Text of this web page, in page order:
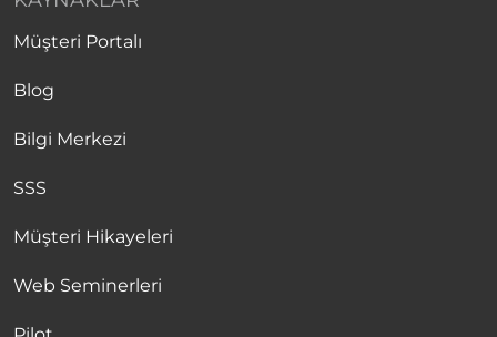
Müşteri Portalı
Blog
Bilgi Merkezi
SSS
Müşteri Hikayeleri
Web Seminerleri